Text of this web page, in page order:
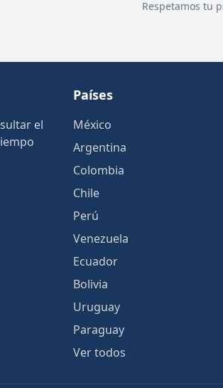
Respetamos tu
el
Países
México
Argentina
Colombia
Chile
Perú
Venezuela
Ecuador
Bolivia
Uruguay
Paraguay
Ver todos